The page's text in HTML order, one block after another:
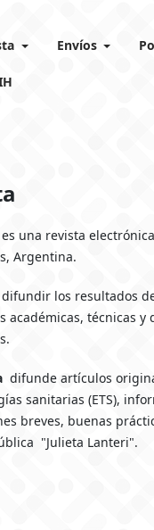
Envíos
es una revista
Argentina.
difundir los resultados
académicas, técnicas
difunde artículos
sanitarias (ETS),
breves, buenas
"Julieta Lanteri".